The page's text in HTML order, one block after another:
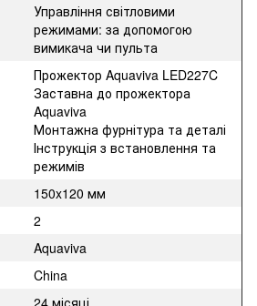
Управління світловими
режимами: за допомогою
вимикача чи пульта
Прожектор Aquaviva LED227C
Заставна до прожектора
Aquaviva
Монтажна фурнітура та деталі
Інструкція з встановлення та
режимів
150x120 мм
2
Aquaviva
China